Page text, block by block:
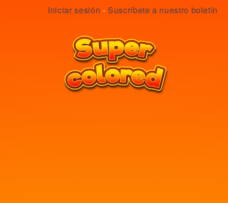
Iniciar sesión -Suscríbete a nuestro boletín